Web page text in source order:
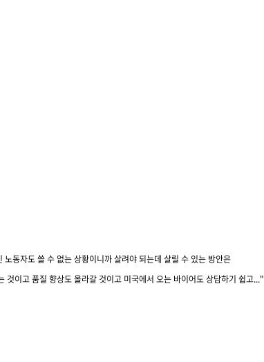
노동자도 쓸 수 없는 상황이니까 살려야 되는데 살릴 수 있는 방안은
것이고 품질 향상도 올라갈 것이고 미국에서 오는 바이어도 상담하기 쉽고..."